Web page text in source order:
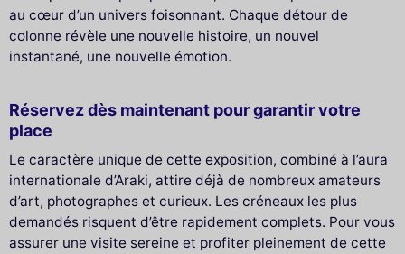
au cœur d’un univers foisonnant. Chaque détour de
colonne révèle une nouvelle histoire, un nouvel
instantané, une nouvelle émotion.
Réservez dès maintenant pour garantir votre
place
Le caractère unique de cette exposition, combiné à l’aura
internationale d’Araki, attire déjà de nombreux amateurs
d’art, photographes et curieux. Les créneaux les plus
demandés risquent d’être rapidement complets. Pour vous
assurer une visite sereine et profiter pleinement de cette